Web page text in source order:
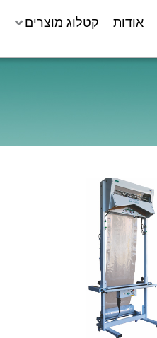
אודות קטלוג מוצרים